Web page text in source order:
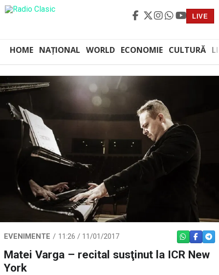
LIVE
HOME NAȚIONAL WORLD ECONOMIE CULTURĂ
EVENIMENTE 11:26 / 11/01/2017 WHATSAPP
Matei Varga – recital susţinut la ICR New
York